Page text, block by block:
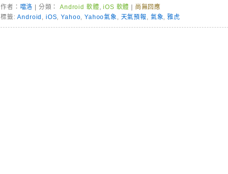
作者： 噹洛 | 分類：Android 軟體,iOS 軟體
尚無回應
標籤:Android , iOS,Yahoo,Yahoo氣象, 天氣預報 , 氣象,雅虎